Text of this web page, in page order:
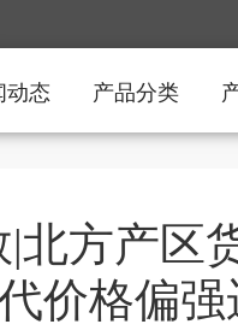
动态 产品分类
|北方产区
价格偏强